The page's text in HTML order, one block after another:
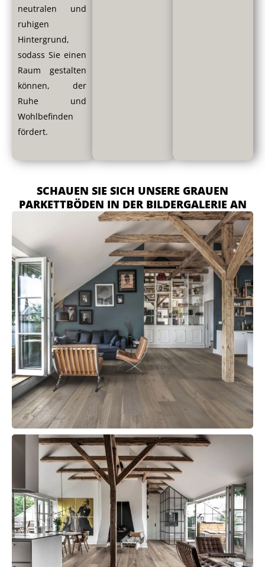
neutralen und
ruhigen
Hintergrund,
sodass Sie einen
Raum gestalten
können, der
Ruhe und
Wohlbefinden
fördert.
SCHAUEN SIE SICH UNSERE GRAUEN
PARKETTBÖDEN IN DER BILDERGALERIE AN